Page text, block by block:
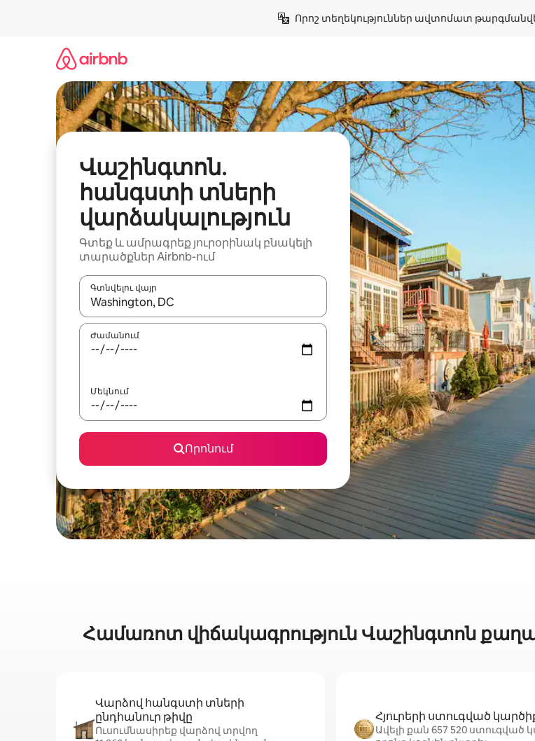
Որոշ տեղեկություններ ավտոմատ
Վաշինգտոն․
հանգստի տների
վարձակալություն
Գտեք և ամրագրեք յուրօրինակ բնակելի
տարածքներ Airbnb-ում
Գտնվելու վայր
Երբ արդյունքները հասանելի լինեն, սլաքների ստեղներով նավարկեք վեր և վար կամ
Ժամանում
Մեկնում
Որոնում
Համառոտ վիճակագրություն Վաշինգտոն
Վարձով հանգստի տների
ընդհանուր թիվը
Ուսումնասիրեք վարձով տրվող
Հյուրերի ստուգված
Ավելի քան 657 520 ստուգված